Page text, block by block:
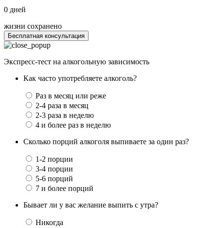
0 дней
жизни сохранено
Бесплатная консультация
Экспресс-тест на алкогольную зависимость
Как часто употребляете алкоголь?
Раз в месяц или реже
2-4 раза в месяц
2-3 раза в неделю
4 и более раз в неделю
Сколько порций алкоголя выпиваете за один раз?
1-2 порции
3-4 порции
5-6 порций
7 и более порций
Бывает ли у вас желание выпить с утра?
Никогда